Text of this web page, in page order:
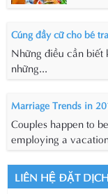
Cúng đầy cữ cho bé
Những điều cần
những...
Marriage Trends in
Couples happen to
employing a
LIÊN HỆ ĐẶT